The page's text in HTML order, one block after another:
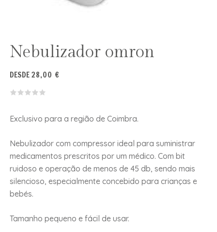
Nebulizador omron
DESDE28,00 €
Exclusivo para a região de Coimbra.
Nebulizador com compressor ideal para suministrar
medicamentos prescritos por um médico. Com bit
ruidoso e operação de menos de 45 db, sendo mais
silencioso, especialmente concebido para crianças e
bebés.
Tamanho pequeno e fácil de usar.